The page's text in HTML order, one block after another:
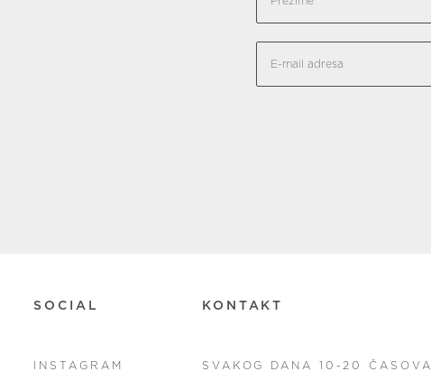
SOCIAL
INSTAGRAM
KONTAKT
SVAKOG DANA 10-20 ČASOVA